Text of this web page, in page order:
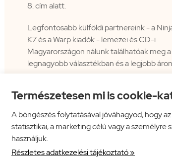
Természetesen mi is cookie-
A böngészés folytatásával jóváhagyod, hogy
statisztikai, a marketing célú vagy a személyre
használjuk.
Részletes adatkezelési tájékoztató »
8. cím alatt.
Legfontosabb külföldi partnereink - a
K7 és a Warp kiadók - lemezei és CD-i
Magyarországon nálunk találhatóak meg a
legnagyobb választékban és a legjobb
Neon Music Hungary Bt. ÁSZF